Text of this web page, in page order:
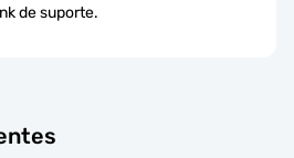
de suporte.